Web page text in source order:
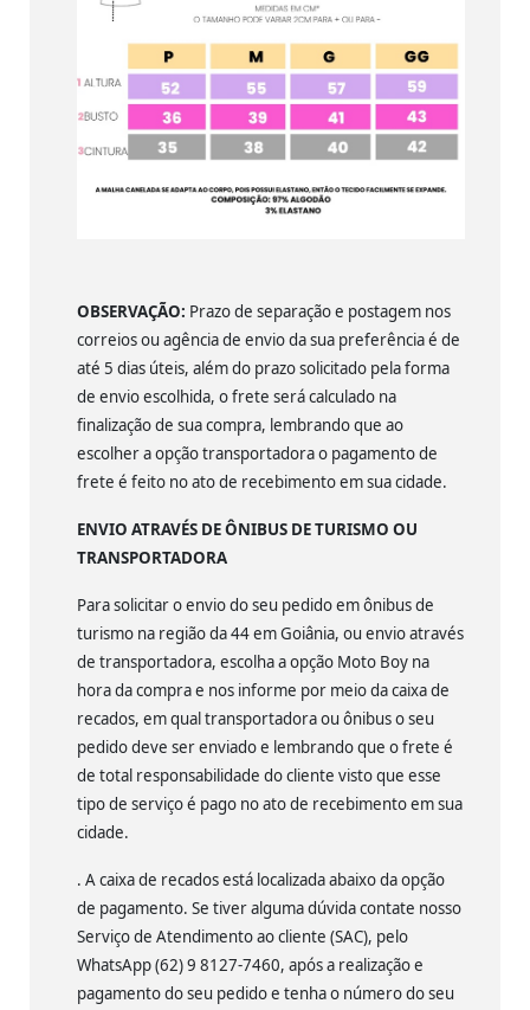
OBSERVAÇÃO: Prazo de separação e postagem nos
correios ou agência de envio da sua preferência é de
até 5 dias úteis, além do prazo solicitado pela forma
de envio escolhida, o frete será calculado na
finalização de sua compra, lembrando que ao
escolher a opção transportadora o pagamento de
frete é feito no ato de recebimento em sua cidade.
ENVIO ATRAVÉS DE ÔNIBUS DE TURISMO OU
TRANSPORTADORA
Para solicitar o envio do seu pedido em ônibus de
turismo na região da 44 em Goiânia, ou envio através
de transportadora, escolha a opção Moto Boy na
hora da compra e nos informe por meio da caixa de
recados, em qual transportadora ou ônibus o seu
pedido deve ser enviado e lembrando que o frete é
de total responsabilidade do cliente visto que esse
tipo de serviço é pago no ato de recebimento em sua
cidade.
. A caixa de recados está localizada abaixo da opção
de pagamento. Se tiver alguma dúvida contate nosso
Serviço de Atendimento ao cliente (SAC), pelo
WhatsApp (62) 9 8127-7460, após a realização e
pagamento do seu pedido e tenha o número do seu